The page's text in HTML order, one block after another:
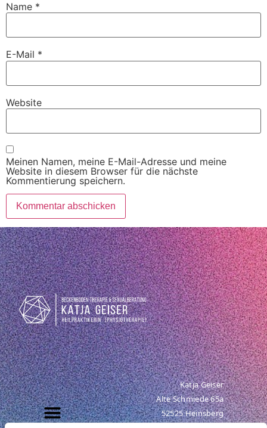
Name *
E-Mail *
Website
Meinen Namen, meine E-Mail-Adresse und meine
Website in diesem Browser für die nächste
Kommentierung speichern.
Katja Geiser
Alte Schmiede 65a
52525 Heinsberg